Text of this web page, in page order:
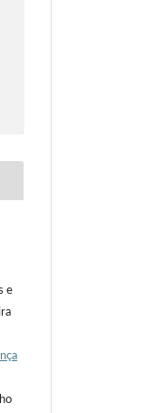
e